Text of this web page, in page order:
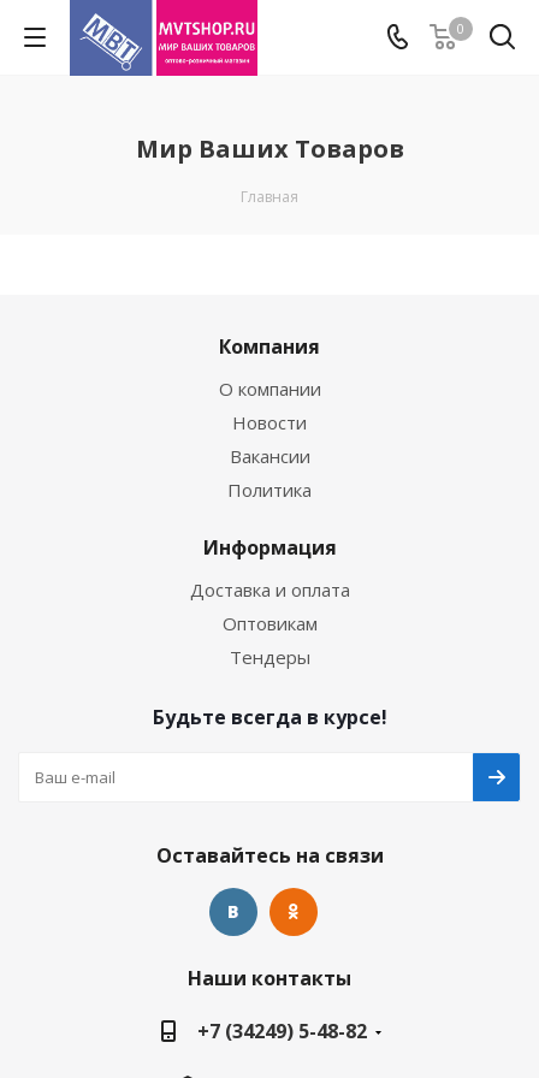
0
Мир Ваших Товаров
Главная
Компания
О компании
Новости
Вакансии
Политика
Информация
Доставка и оплата
Оптовикам
Тендеры
Будьте всегда в курсе!
Оставайтесь на связи
Наши контакты
+7 (34249) 5-48-82